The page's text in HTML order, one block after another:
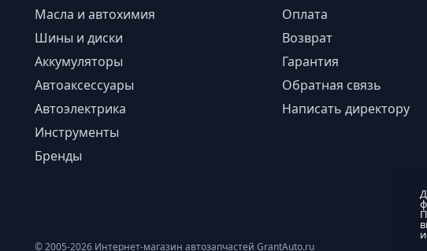
Масла и автохимия
Шины и диски
Аккумуляторы
Автоаксессуары
Автоэлектрика
Инструменты
Бренды
Оплата
Возврат
Гарантия
Обратная связь
Написать директору
© 2005-2026 Интернет-магазин автозапчастей GrantAuto.ru